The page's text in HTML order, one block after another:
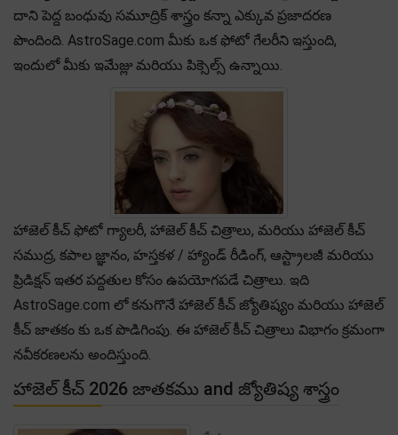
దాని పెద్ద బంధువు సమూద్రిక్ శాస్త్రం కన్నా ఎక్కువ ప్రజాదరణ
పొందింది. AstroSage.com మీకు ఒక ఫోటో గేలరీని ఇస్తుంది,
ఇందులో మీకు ఇమేజ్లు మరియు పిక్సెల్స్ ఉన్నాయి.
హాజెల్ కీచ్ ఫోటో గ్యాలరీ, హాజెల్ కీచ్ చిత్రాలు, మరియు హాజెల్ కీచ్
సముద్ర, కపాల జ్ఞానం, హస్తకళ / హ్యాండ్ రీడింగ్, ఆస్ట్రాలజీ మరియు
ప్రిడిక్షన్ ఇతర పద్దతుల కోసం ఉపయోగపడే చిత్రాలు. ఇది
AstroSage.com లో కనుగొనే హాజెల్ కీచ్ జ్యోతిష్యం మరియు హాజెల్
కీచ్ జాతకం కు ఒక పొడిగింపు. ఈ హాజెల్ కీచ్ చిత్రాలు విభాగం క్రమంగా
నవీకరణలను అందిస్తుంది.
హాజెల్ కీచ్ 2026 జాతకము and జ్యోతిష్య శాస్త్రం